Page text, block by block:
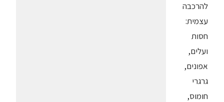
להרכבה
עצמית:
חסות
ועלים,
אפונים,
גרגרי
חומוס,